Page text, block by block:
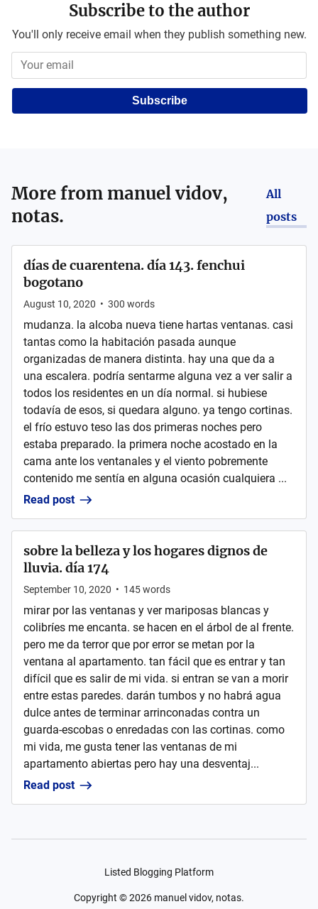
Subscribe to the author
You'll only receive email when they publish something new.
Subscribe
More from manuel vidov,
notas.
All
posts
días de cuarentena. día 143. fenchui
bogotano
August 10, 2020 • 300 words
mudanza. la alcoba nueva tiene hartas ventanas. casi
tantas como la habitación pasada aunque
organizadas de manera distinta. hay una que da a
una escalera. podría sentarme alguna vez a ver salir a
todos los residentes en un día normal. si hubiese
todavía de esos, si quedara alguno. ya tengo cortinas.
el frío estuvo teso las dos primeras noches pero
estaba preparado. la primera noche acostado en la
cama ante los ventanales y el viento pobremente
contenido me sentía en alguna ocasión cualquiera ...
Read post
sobre la belleza y los hogares dignos de
lluvia. día 174
September 10, 2020 • 145words
mirar por las ventanas y ver mariposas blancas y
colibríes me encanta. se hacen en el árbol de al frente.
pero me da terror que por error se metan por la
ventana al apartamento. tan fácil que es entrar y tan
difícil que es salir de mi vida. si entran se van a morir
entre estas paredes. darán tumbos y no habrá agua
dulce antes de terminar arrinconadas contra un
guarda-escobas o enredadas con las cortinas. como
mi vida, me gusta tener las ventanas de mi
apartamento abiertas pero hay una desventaj...
Read post
Listed Blogging Platform
Copyright ©2026 manuel vidov, notas.